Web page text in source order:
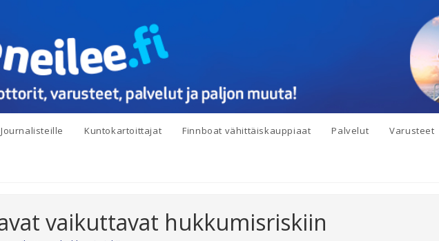
Journalisteille Kuntokartoittajat Finnboat vähittäiskauppiaat Palvelut Varusteet
vaikuttavat hukkumisriskiin